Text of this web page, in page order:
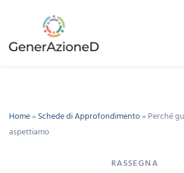
Home» Schede di Approfondimento» Perché
aspettiamo
RASSEGNA